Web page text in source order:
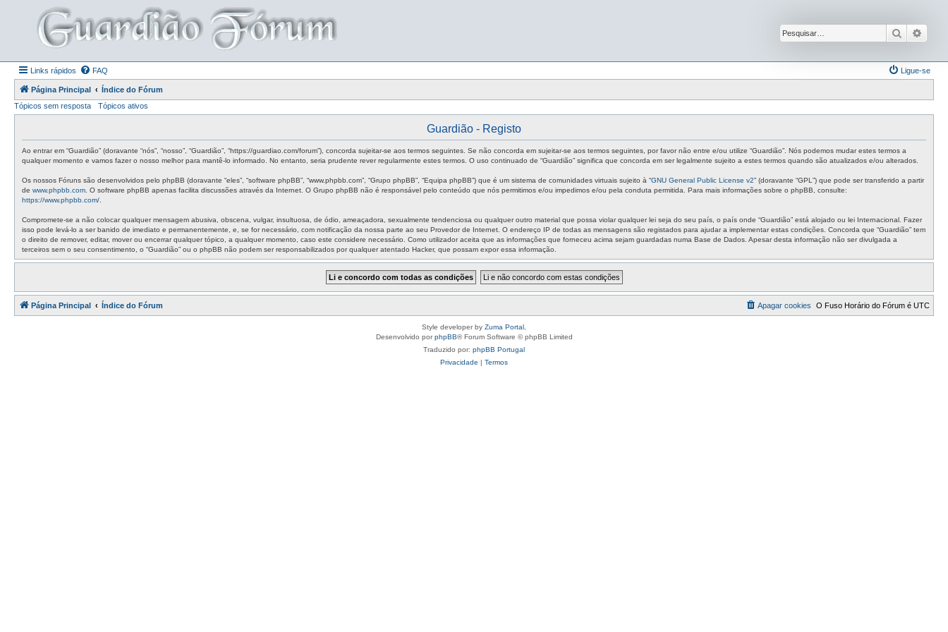
Pesquisar
Links rápidos FAQ Ligue-se
Página Principal
Índice do Fórum
Tópicos sem resposta
Tópicos ativos
Guardião - Registo
Ao entrar em “Guardião” (doravante “nós”, “nosso”, “Guardião”, “https://guardiao.com/forum”), concorda sujeitar-se aos termos seguintes. Se não concorda em sujeitar-se aos termos seguintes, por favor não entre e/ou utilize “Guardião”. Nós podemos mudar estes termos a
qualquer momento e vamos fazer o nosso melhor para mantê-lo informado. No entanto, seria prudente rever regularmente estes termos. O uso continuado de “Guardião” significa que concorda em ser legalmente sujeito a estes termos quando são atualizados e/ou alterados.
Os nossos Fóruns são desenvolvidos pelo phpBB (doravante “eles”, “software phpBB”, “www.phpbb.com”, “Grupo phpBB”, “Equipa phpBB”) que é um sistema de comunidades virtuais sujeito à “GNU General Public License v2” (doravante “GPL”) que pode ser transferido a partir
de www.phpbb.com . O software phpBB apenas facilita discussões através da Internet. O Grupo phpBB não é responsável pelo conteúdo que nós permitimos e/ou impedimos e/ou pela conduta permitida. Para mais informações sobre o phpBB, consulte:
https://www.phpbb.com/
Compromete-se a não colocar qualquer mensagem abusiva, obscena, vulgar, insultuosa, de ódio, ameaçadora, sexualmente tendenciosa ou qualquer outro material que possa violar qualquer lei seja do seu país, o país onde “Guardião” está alojado ou lei Internacional. Fazer
isso pode levá-lo a ser banido de imediato e permanentemente, e, se for necessário, com notificação da nossa parte ao seu Provedor de Internet. O endereço IP de todas as mensagens são registados para ajudar a implementar estas condições. Concorda que “Guardião” tem
o direito de remover, editar, mover ou encerrar qualquer tópico, a qualquer momento, caso este considere necessário. Como utilizador aceita que as informações que forneceu acima sejam guardadas numa Base de Dados. Apesar desta informação não ser divulgada a
terceiros sem o seu consentimento, o “Guardião” ou o phpBB não podem ser responsabilizados por qualquer atentado Hacker, que possam expor essa informação.
Página Principal Índice do Fórum O Fuso Horário do Fórum é UTC
Apagar cookies
Style developer by Zuma Portal
Desenvolvido porphpBB® Forum Software © phpBB Limited
Traduzido por: phpBB Portugal
Privacidade | Termos